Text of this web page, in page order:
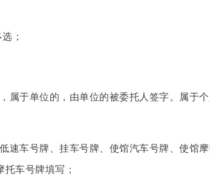
；
于单位的，由单位的被委托人签字。属于
车号牌、挂车号牌、使馆汽车号牌、使馆
车号牌填写；